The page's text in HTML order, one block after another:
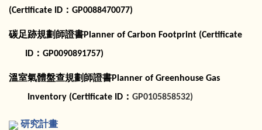
(Certificate ID ： GP0088470077)
碳足跡規劃師證書Planner of Carbon Footprint (Certificate
ID ： GP0090891757)
溫室氣體盤查規劃師證書Planner of Greenhouse Gas
Inventory (Certificate ID ： GP0105858532)
研究計畫